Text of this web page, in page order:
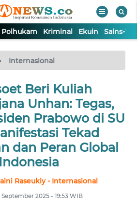
Polhukam Kriminal Ekuin Sains-
Internasional
Beri Kuliah
Unhan: Tegas,
Prabowo di SU
Tekad
dan Peran Global
Indonesia
Raseukiy - Internasional
September 2025 - 19:53 WIB